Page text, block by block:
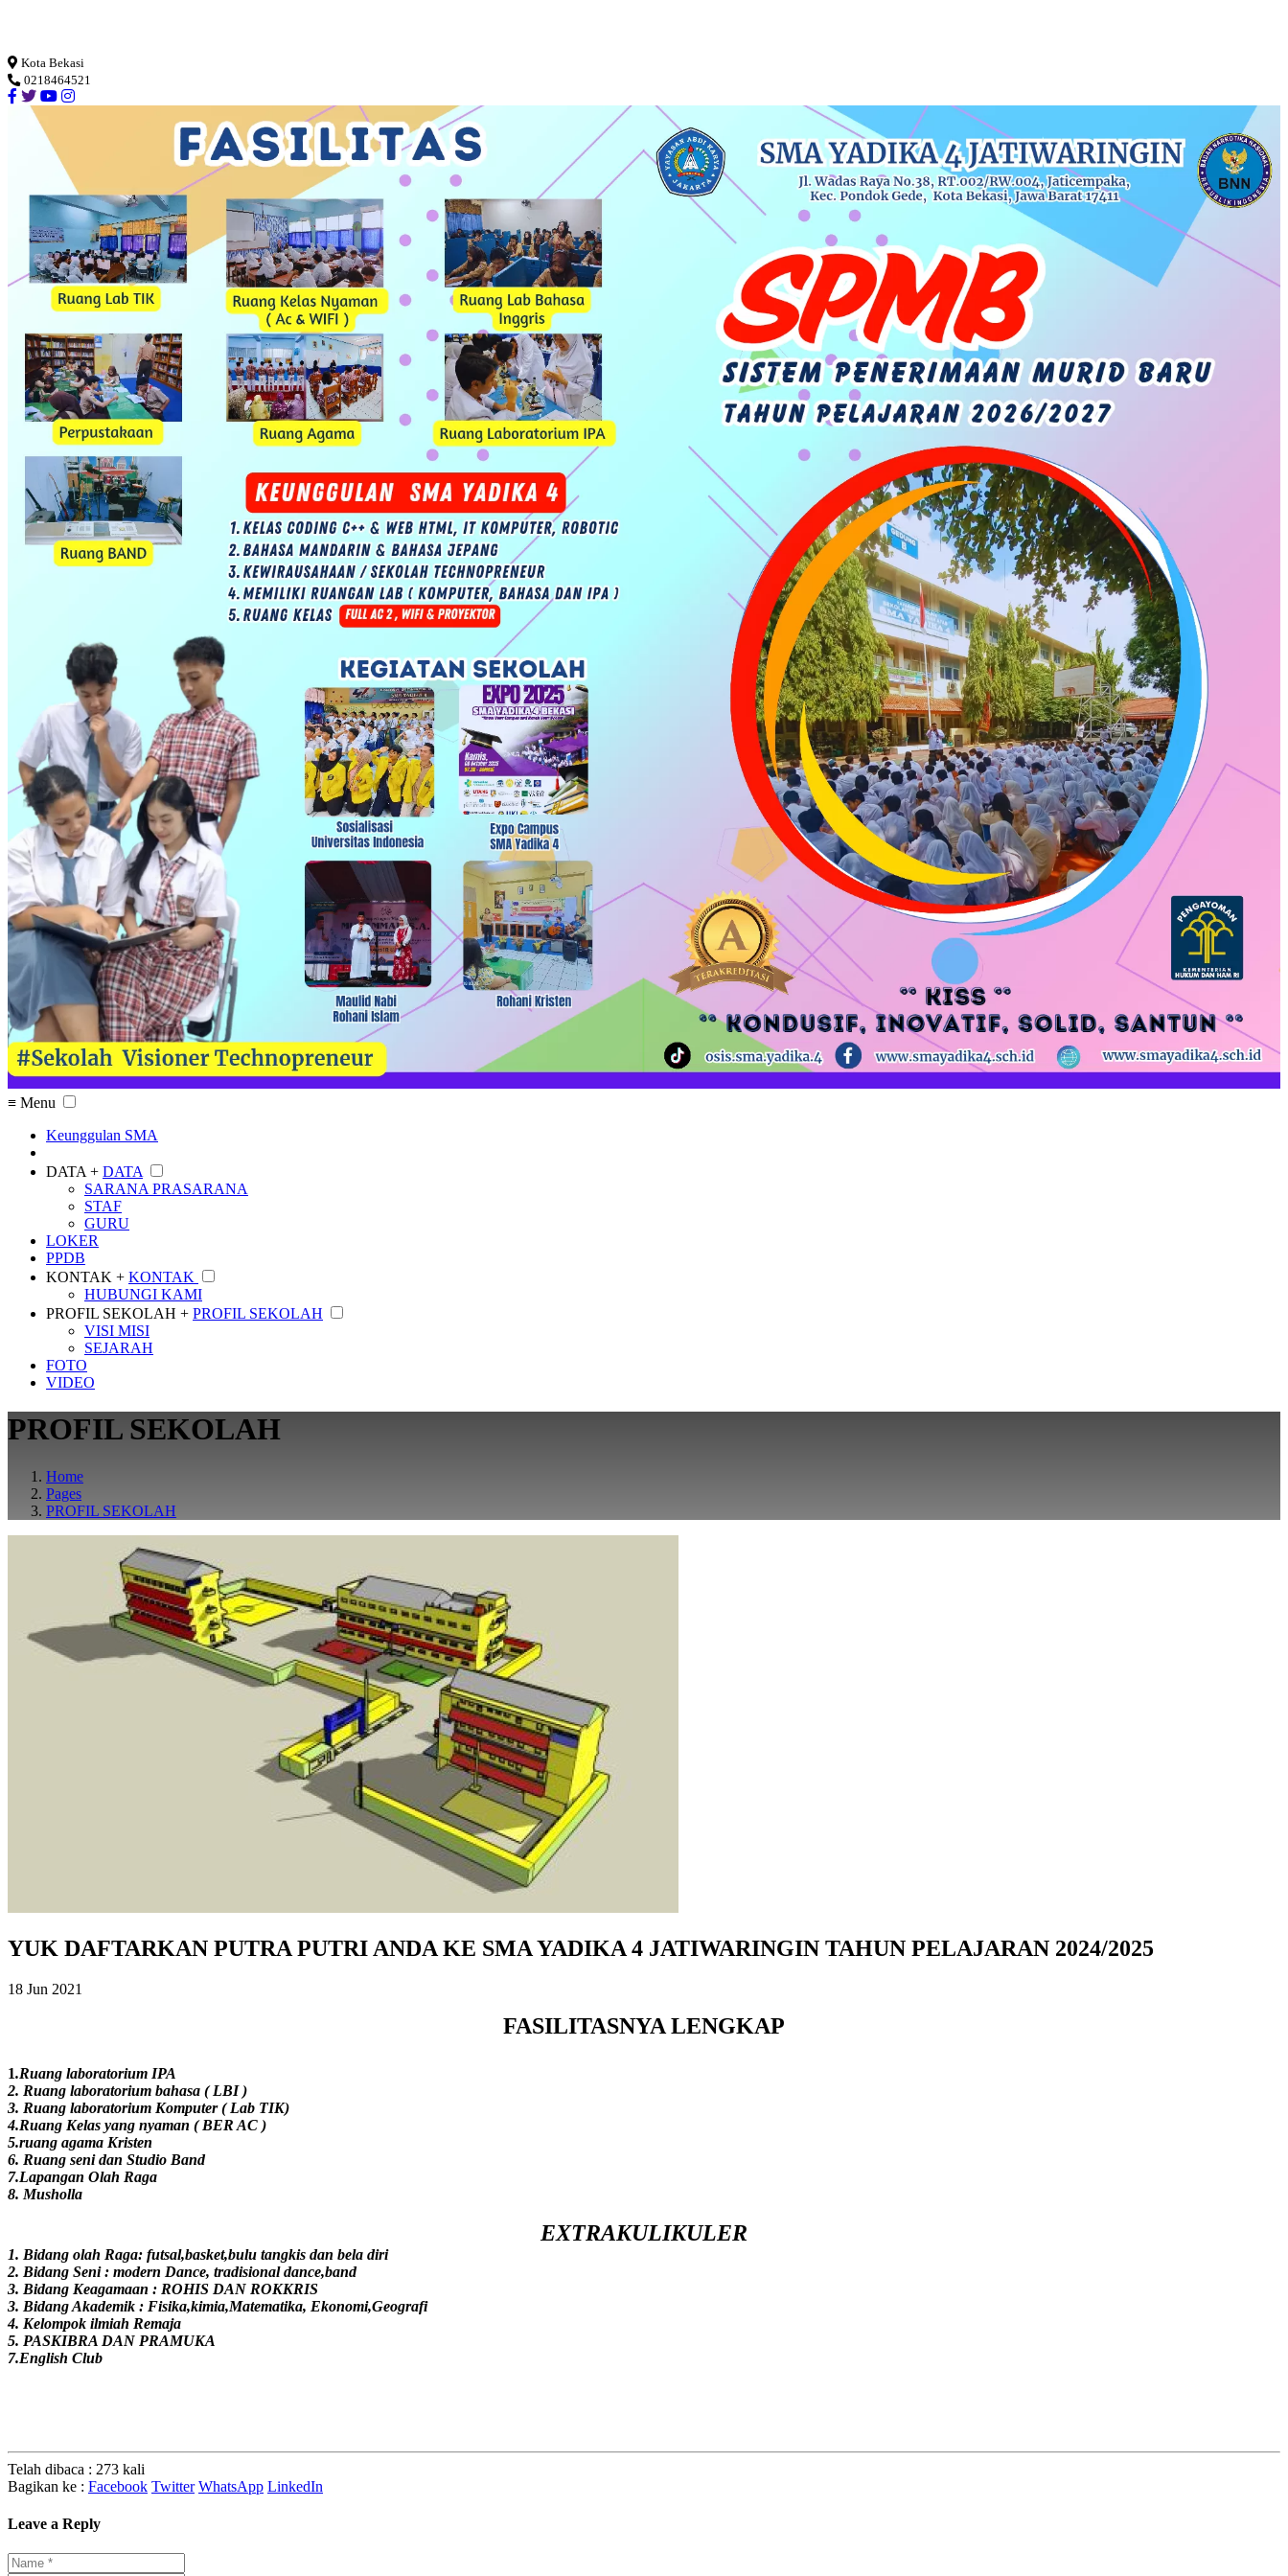
Kota Bekasi
0218464521
≡ Menu
Keunggulan SMA
DATA + DATA
SARANA PRASARANA
STAF
GURU
LOKER
PPDB
KONTAK + KONTAK
HUBUNGI KAMI
PROFIL SEKOLAH + PROFIL SEKOLAH
VISI MISI
SEJARAH
FOTO
VIDEO
PROFIL SEKOLAH
Home
Pages
PROFIL SEKOLAH
YUK DAFTARKAN PUTRA PUTRI ANDA KE SMA YADIKA 4 JATIWARINGIN TAHUN PELAJARAN 2024/2025
18 Jun 2021
FASILITASNYA LENGKAP
1.Ruang laboratorium IPA
2. Ruang laboratorium bahasa ( LBI )
3. Ruang laboratorium Komputer ( Lab TIK)
4.Ruang Kelas yang nyaman ( BER AC )
5.ruang agama Kristen
6. Ruang seni dan Studio Band
7.Lapangan Olah Raga
8. Musholla
EXTRAKULIKULER
1. Bidang olah Raga: futsal,basket,bulu tangkis dan bela diri
2. Bidang Seni : modern Dance, tradisional dance,band
3. Bidang Keagamaan : ROHIS DAN ROKKRIS
3. Bidang Akademik : Fisika,kimia,Matematika, Ekonomi,Geografi
4. Kelompok ilmiah Remaja
5. PASKIBRA DAN PRAMUKA
7.English Club
Telah dibaca : 273 kali
Bagikan ke : Facebook Twitter WhatsApp LinkedIn
Leave a Reply